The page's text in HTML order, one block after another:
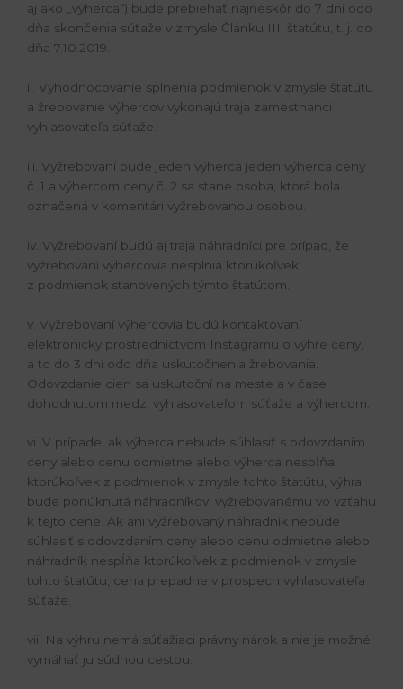
aj ako „výherca“) bude prebiehať najneskôr do 7 dní odo
dňa skončenia súťaže v zmysle Článku III. štatútu, t. j. do
dňa 7.10.2019.
ii. Vyhodnocovanie splnenia podmienok v zmysle štatútu
a žrebovanie výhercov vykonajú traja zamestnanci
vyhlasovateľa súťaže.
iii. Vyžrebovaní bude jeden výherca jeden výherca ceny
č. 1 a výhercom ceny č. 2 sa stane osoba, ktorá bola
označená v komentári vyžrebovanou osobou.
iv. Vyžrebovaní budú aj traja náhradníci pre prípad, že
vyžrebovaní výhercovia nesplnia ktorúkoľvek
z podmienok stanovených týmto štatútom.
v. Vyžrebovaní výhercovia budú kontaktovaní
elektronicky prostredníctvom Instagramu o výhre ceny,
a to do 3 dní odo dňa uskutočnenia žrebovania.
Odovzdanie cien sa uskutoční na meste a v čase
dohodnutom medzi vyhlasovateľom súťaže a výhercom.
vi. V prípade, ak výherca nebude súhlasiť s odovzdaním
ceny alebo cenu odmietne alebo výherca nespĺňa
ktorúkoľvek z podmienok v zmysle tohto štatútu, výhra
bude ponúknutá náhradníkovi vyžrebovanému vo vzťahu
k tejto cene. Ak ani vyžrebovaný náhradník nebude
súhlasiť s odovzdaním ceny alebo cenu odmietne alebo
náhradník nespĺňa ktorúkoľvek z podmienok v zmysle
tohto štatútu, cena prepadne v prospech vyhlasovateľa
súťaže.
vii. Na výhru nemá súťažiaci právny nárok a nie je možné
vymáhať ju súdnou cestou.